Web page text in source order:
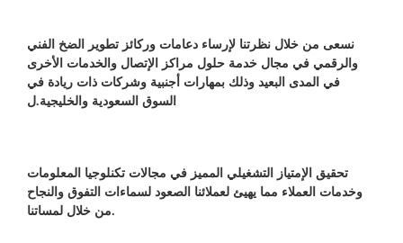
نسعى من خلال نظرتنا لإرساء دعامات وركائز تطوير الضخ الفني
والرقمي في مجال خدمة حلول مراكز الإتصال والخدمات الأخرى
في المدى البعيد وذلك بمهارات أجنبية وشركات ذات ريادة في
السوق السعودية والخليجية.ل
تحقيق الإمتياز التشغيلي المميز في مجالات تكنلوجيا المعلومات
وخدمات العملاء مما يهيئ لعملائنا الصعود لسماءات التفوق والنجاح
من خلال لمساتنا.